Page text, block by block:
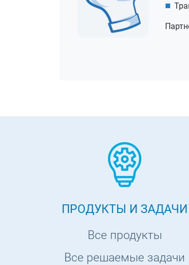
ПРОДУКТЫ И ЗАДАЧИ
Все продукты
Все решаемые задачи